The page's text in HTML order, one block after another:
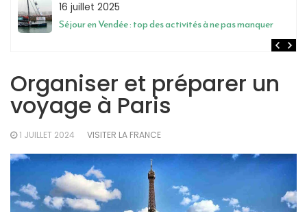
16 juillet 2025
Séjour en Vendée : top des activités à ne pas manquer
Organiser et préparer un
voyage à Paris
1 JUILLET 2024 VISITER LA FRANCE